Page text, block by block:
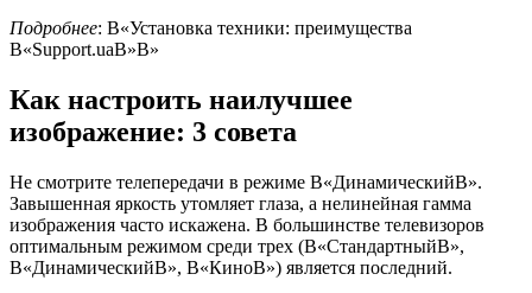
Подробнее: В«Установка техники: преимущества
В«Support.uaВ»В»
Как настроить наилучшее
изображение: 3 совета
Не смотрите телепередачи в режиме В«ДинамическийВ».
Завышенная яркость утомляет глаза, а нелинейная гамма
изображения часто искажена. В большинстве телевизоров
оптимальным режимом среди трех (В«СтандартныйВ»,
В«ДинамическийВ», В«КиноВ») является последний.